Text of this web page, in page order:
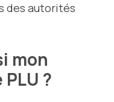
des autorités
mon
?